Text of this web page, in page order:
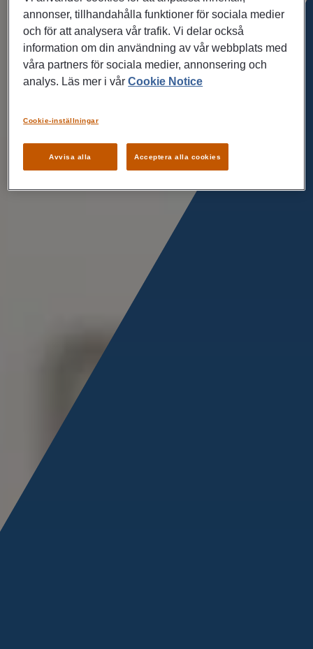
annonser, tillhandahålla funktioner för sociala medier
och för att analysera vår trafik. Vi delar också
information om din användning av vår webbplats med
våra partners för sociala medier, annonsering och
analys. Läs mer i vårCookie Notice
Avvisa alla Acceptera alla cookies
Cookie-inställningar